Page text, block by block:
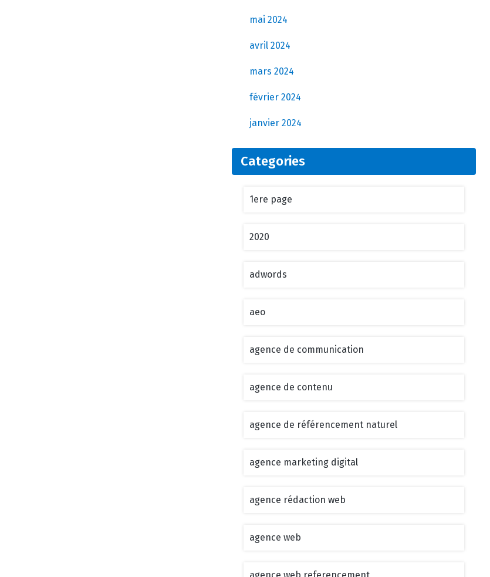
mai 2024
avril 2024
mars 2024
février 2024
janvier 2024
Categories
1ere page
2020
adwords
aeo
agence de communication
agence de contenu
agence de référencement naturel
agence marketing digital
agence rédaction web
agence web